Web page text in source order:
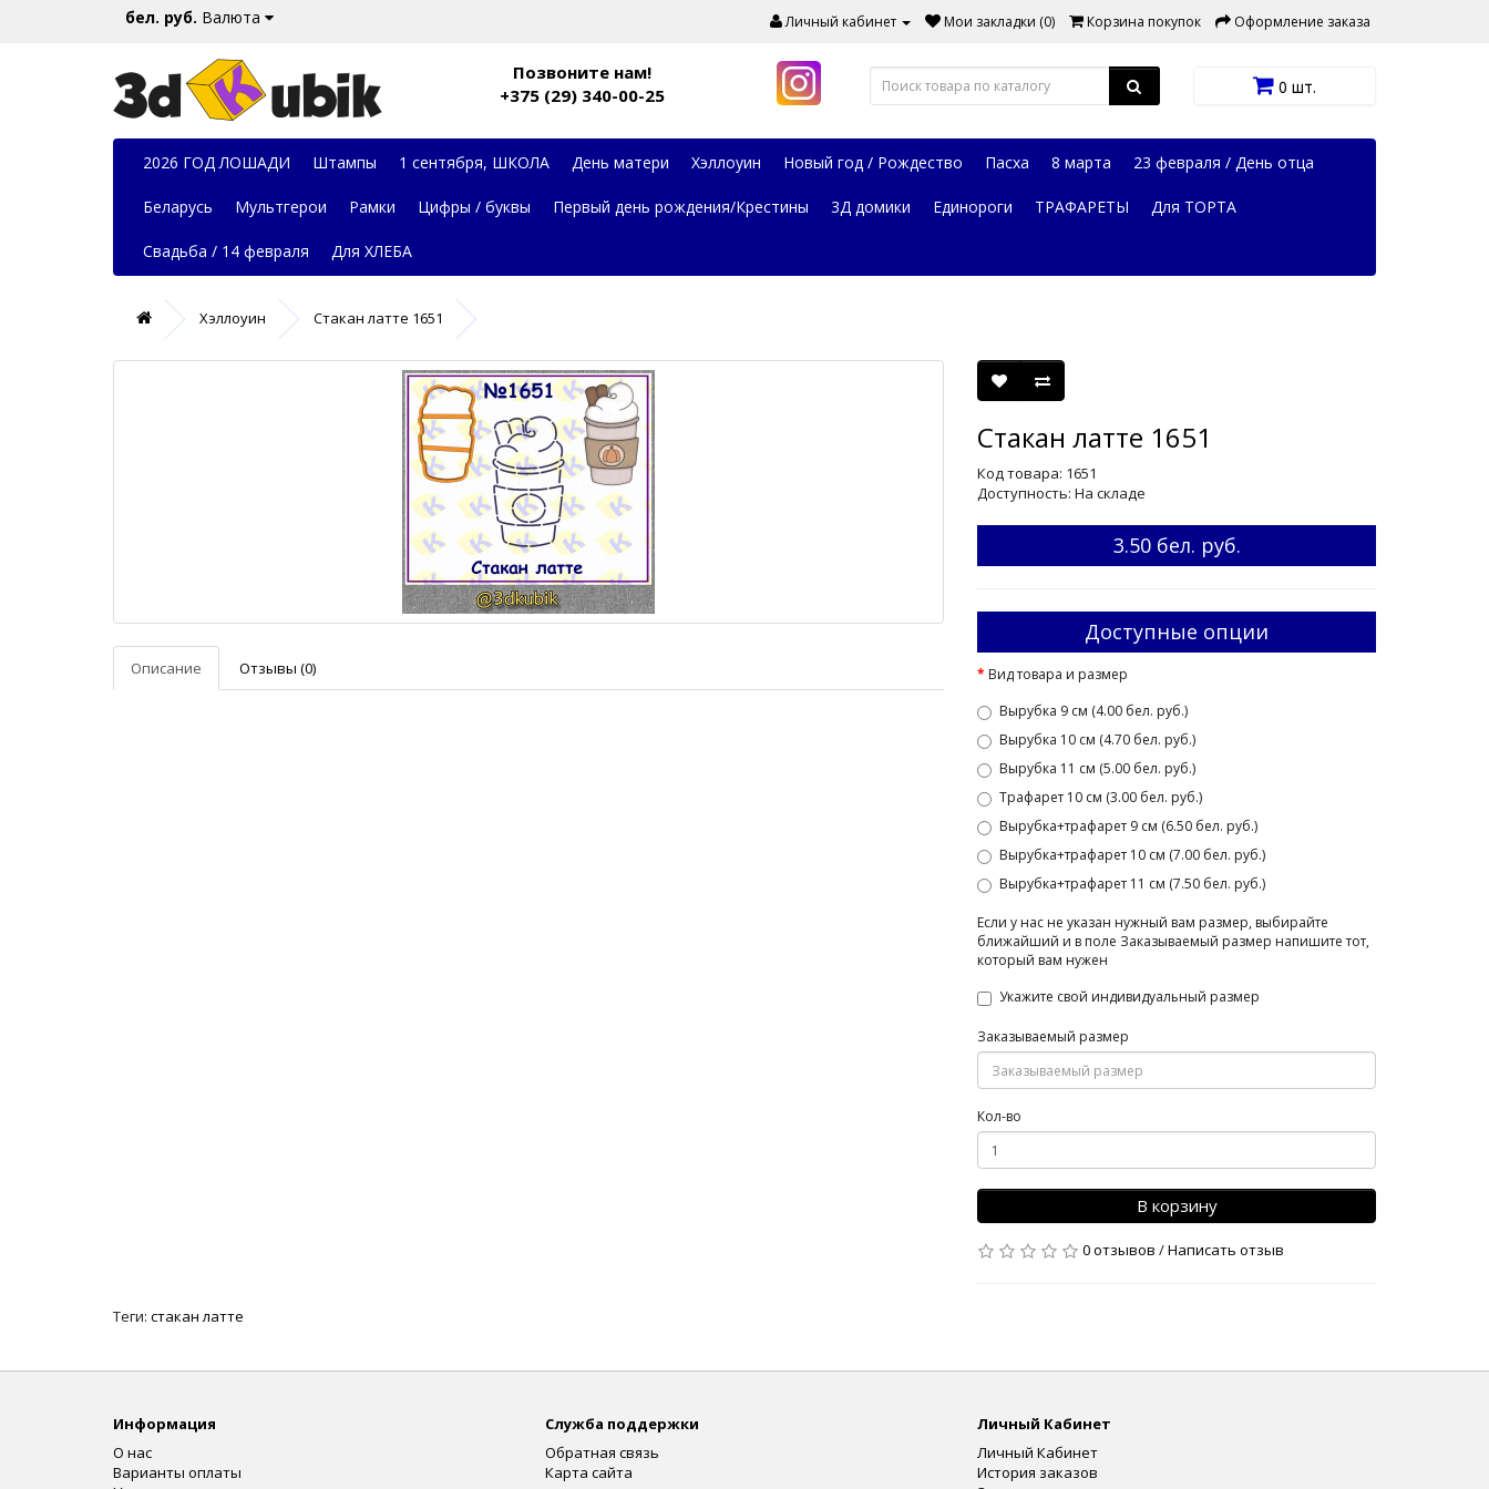
бел. руб. Валюта Личный кабинет Мои закладки (0) Корзина покупок Оформление заказа
Позвоните нам!
+375 (29) 340-00-25
0 шт.
2026 ГОД ЛОШАДИ Штампы 1 сентября, ШКОЛА День матери Хэллоуин Новый год / Рождество Пасха 8 марта 23 февраля / День отца
Беларусь Мультгерои Рамки Цифры / буквы Первый день рождения/Крестины 3Д домики Единороги ТРАФАРЕТЫ Для ТОРТА
Свадьба / 14 февраля Для ХЛЕБА
Хэллоуин Стакан латте 1651
Описание Отзывы (0)
Стакан латте 1651
Код товара: 1651
Доступность: На складе
3.50 бел. руб.
Доступные опции
Вид товара и размер
Вырубка 9 см (4.00 бел. руб.)
Вырубка 10 см (4.70 бел. руб.)
Вырубка 11 см (5.00 бел. руб.)
Трафарет 10 см (3.00 бел. руб.)
Вырубка+трафарет 9 см (6.50 бел. руб.)
Вырубка+трафарет 10 см (7.00 бел. руб.)
Вырубка+трафарет 11 см (7.50 бел. руб.)
Если у нас не указан нужный вам размер, выбирайте
ближайший и в поле Заказываемый размер напишите тот,
который вам нужен
Укажите свой индивидуальный размер
Заказываемый размер
Кол-во
В корзину
0 отзывов /Написать отзыв
Теги: стакан латте
Информация
О нас
Варианты оплаты
Служба поддержки
Обратная связь
Карта сайта
Личный Кабинет
Личный Кабинет
История заказов